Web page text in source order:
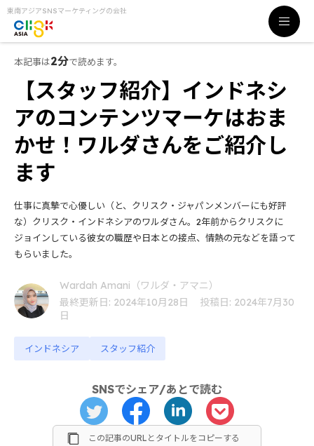
東南アジアSNSマーケティングの会社
本記事は2分で読めます。
【スタッフ紹介】インドネシ
アのコンテンツマーケはおま
かせ！ワルダさんをご紹介し
ます
仕事に真摯で心優しい（と、クリスク・ジャパンメンバーにも好評
な）クリスク・インドネシアのワルダさん。2年前からクリスクに
ジョインしている彼女の職歴や日本との接点、情熱の元などを語って
もらいました。
Wardah Amani（ワルダ・アマニ）
最終更新日: 2024年10月28日
投稿日: 2024年7月30
日
インドネシア スタッフ紹介
SNSでシェア/あとで読む
この記事のURLとタイトルをコピーする